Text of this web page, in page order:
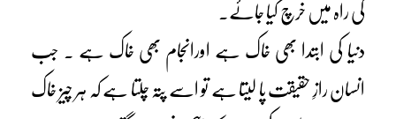
کی راہ میں خرچ کیا جائے۔
دنیا کی ابتدا بھی خاک ہے اورانجام بھی خاک ہے ۔ جب
انسان رازِ حقیقت پا لیتا ہے تو اسے پتہ چلتا ہے کہ ہر چیز خاک